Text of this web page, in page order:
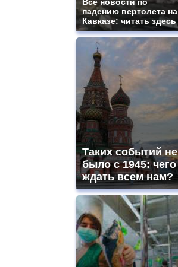
падению вертолета на
Кавказе: читать здесь
Таких событий не
было с 1945: чего
ждать всем нам?